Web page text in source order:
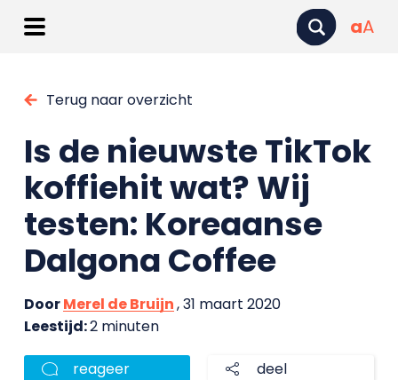
aA
Terug naar overzicht
Is de nieuwste TikTok
koffiehit wat? Wij
testen: Koreaanse
Dalgona Coffee
DoorMerel de Bruijn, 31 maart 2020
Leestijd:2 minuten
reageer deel